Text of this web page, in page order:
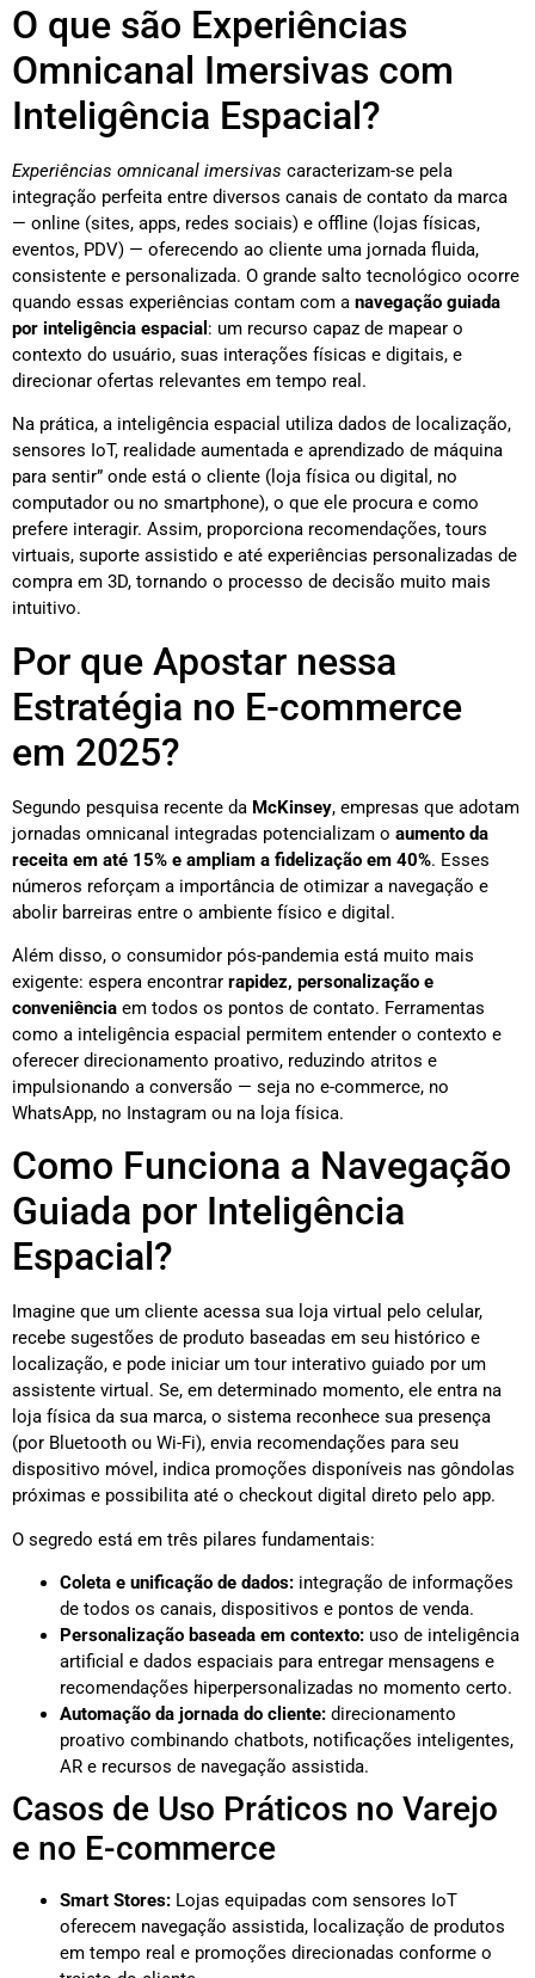
O que são Experiências
Omnicanal Imersivas com
Inteligência Espacial?
Experiências omnicanal imersivas caracterizam-se pela
integração perfeita entre diversos canais de contato da marca
— online (sites, apps, redes sociais) e offline (lojas físicas,
eventos, PDV) — oferecendo ao cliente uma jornada fluida,
consistente e personalizada. O grande salto tecnológico ocorre
quando essas experiências contam com a navegação guiada
por inteligência espacial : um recurso capaz de mapear o
contexto do usuário, suas interações físicas e digitais, e
direcionar ofertas relevantes em tempo real.
Na prática, a inteligência espacial utiliza dados de localização,
sensores IoT, realidade aumentada e aprendizado de máquina
para sentir” onde está o cliente (loja física ou digital, no
computador ou no smartphone), o que ele procura e como
prefere interagir. Assim, proporciona recomendações, tours
virtuais, suporte assistido e até experiências personalizadas de
compra em 3D, tornando o processo de decisão muito mais
intuitivo.
Por que Apostar nessa
Estratégia no E-commerce
em 2025?
Segundo pesquisa recente da McKinsey, empresas que adotam
jornadas omnicanal integradas potencializam o aumento da
receita em até 15% e ampliam a fidelização em 40%. Esses
números reforçam a importância de otimizar a navegação e
abolir barreiras entre o ambiente físico e digital.
Além disso, o consumidor pós-pandemia está muito mais
exigente: espera encontrar rapidez, personalização e
conveniência em todos os pontos de contato. Ferramentas
como a inteligência espacial permitem entender o contexto e
oferecer direcionamento proativo, reduzindo atritos e
impulsionando a conversão — seja no e-commerce, no
WhatsApp, no Instagram ou na loja física.
Como Funciona a Navegação
Guiada por Inteligência
Espacial?
Imagine que um cliente acessa sua loja virtual pelo celular,
recebe sugestões de produto baseadas em seu histórico e
localização, e pode iniciar um tour interativo guiado por um
assistente virtual. Se, em determinado momento, ele entra na
loja física da sua marca, o sistema reconhece sua presença
(por Bluetooth ou Wi-Fi), envia recomendações para seu
dispositivo móvel, indica promoções disponíveis nas gôndolas
próximas e possibilita até o checkout digital direto pelo app.
O segredo está em três pilares fundamentais:
Coleta e unificação de dados: integração de informações
de todos os canais, dispositivos e pontos de venda.
Personalização baseada em contexto: uso de inteligência
artificial e dados espaciais para entregar mensagens e
recomendações hiperpersonalizadas no momento certo.
Automação da jornada do cliente: direcionamento
proativo combinando chatbots, notificações inteligentes,
AR e recursos de navegação assistida.
Casos de Uso Práticos no Varejo
e no E-commerce
Smart Stores: Lojas equipadas com sensores IoT
oferecem navegação assistida, localização de produtos
em tempo real e promoções direcionadas conforme o